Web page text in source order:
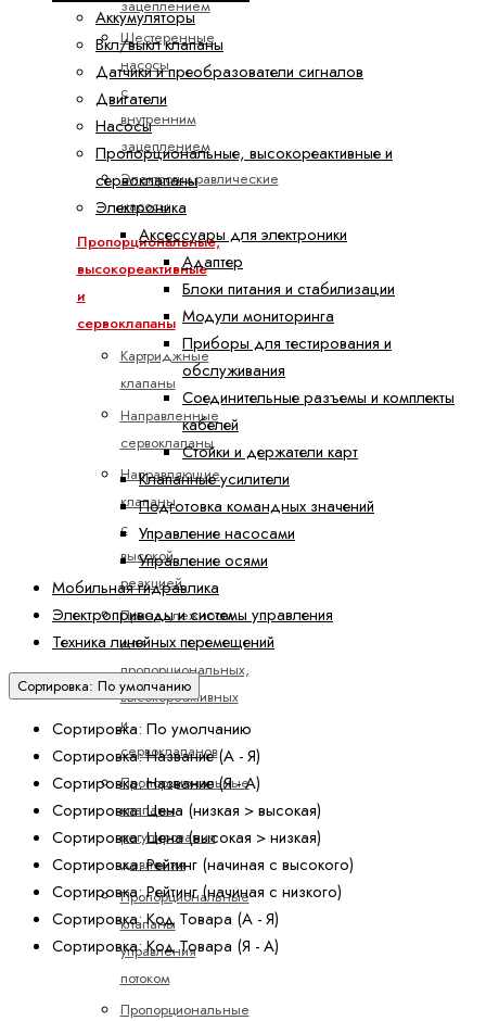
зацеплением
Шестеренные
насосы
с
внутренним
зацеплением
Электрогидравлические
насосы
Пропорциональные,
высокореактивные
и
сервоклапаны
Картриджные
клапаны
Направленные
сервоклапаны
Направляющие
клапаны
с
высокой
реакцией
Принадлежности
для
пропорциональных,
высокореактивных
и
сервоклапанов
Пропорциональные
клапаны
регулирования
давления
Пропорциональные
клапаны
управления
потоком
Пропорциональные
Аккумуляторы
Вкл/выкл клапаны
Датчики и преобразователи сигналов
Двигатели
Насосы
Пропорциональные, высокореактивные и
сервоклапаны
Электроника
Аксессуары для электроники
Адаптер
Блоки питания и стабилизации
Модули мониторинга
Приборы для тестирования и
обслуживания
Соединительные разъемы и комплекты
кабелей
Стойки и держатели карт
Клапанные усилители
Подготовка командных значений
Управление насосами
Управление осями
Мобильная гидравлика
Электроприводы и системы управления
Техника линейных перемещений
Сортировка: По умолчанию
Сортировка: По умолчанию
Сортировка: Название (А - Я)
Сортировка: Название (Я - А)
Сортировка: Цена (низкая > высокая)
Сортировка: Цена (высокая > низкая)
Сортировка: Рейтинг (начиная с высокого)
Сортировка: Рейтинг (начиная с низкого)
Сортировка: Код Товара (А - Я)
Сортировка: Код Товара (Я - А)